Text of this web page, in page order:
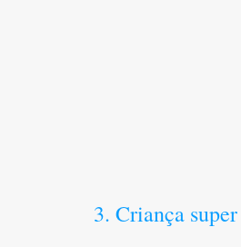
3. Criança